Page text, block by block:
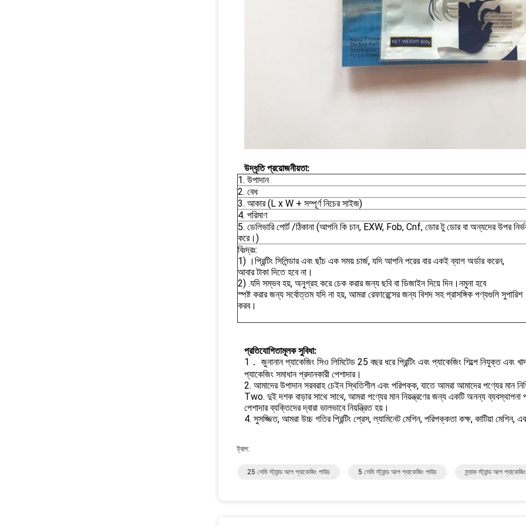
উদ্ধৃতি প্রয়োজনীয়তা:
1. উপাদান
2. বেধ
3. আকার (L x W + সম্পূর্ণ নিচের সাইজ)
4. পরিমাণ
5. ডেলিভারি পোর্ট /ঠিকানা (আপনি কি চান, EXW, Fob, Cnf, ডোর টু ডোর বা অন্যদের উপর
করে।)
বিঃদ্রঃ:
1) ।প্রিন্টিং সিলিন্ডার এবং ছাঁচ এক সময় চার্জ, যদি আপনি পরের বার একই ব্যাগ অর্ডার করেন,
আবার টাকা দিতে হবে না।
2) .যদি সম্ভব হয়, অনুগ্রহ করে চেক করার জন্য ছবি বা ডিজাইন দিয়ে দিন।নমুনা হবে
স্পষ্ট করার জন্য সর্বোত্তম যদি না হয়, আমরা রেফারেন্সের জন্য বিশদ সহ প্রাসঙ্গিক পণ্যগুলি সুপারিশ
করব।
প্রতিযোগিতামূলক সুবিধা:
1． জুনানান প্যাকেজিং সিও লিমিটেড 25 বছর ধরে প্রিন্টিং এবং প্যাকেজিং শিল্পে নিযুক্ত এবং
প্যাকেজিং সমাধান প্রদানকারী পেশাদার।
2. আমাদের উপাদান সরবরাহ চেইন স্থিতিশীল এবং পরিপক্ক, যাতে আমরা আমাদের পণ্যের মান
Two. দুই দশক বাড়ার সাথে সাথে, আমরা পণ্যের মান নিয়ন্ত্রণের জন্য একটি অনন্য ব্যবস্থাপনা
পেশাদার ব্যক্তিদের দ্বারা ভালভাবে নিয়ন্ত্রিত হয়।
4. সুসজ্জিত, আমরা উচ্চ গতির প্রিন্টিং প্রেস, ল্যামিনেট মেশিন, পরিপক্কতা কক্ষ, কাটিয়া মেশিন,
ট্যাগ:
25 সেমি স্ট্যান্ড আপ প্যাকেজিং পাউচ 5 সেমি স্ট্যান্ড আপ প্যাকেজিং পাউচ স্ন্যাক স্ট্যান্ড আপ